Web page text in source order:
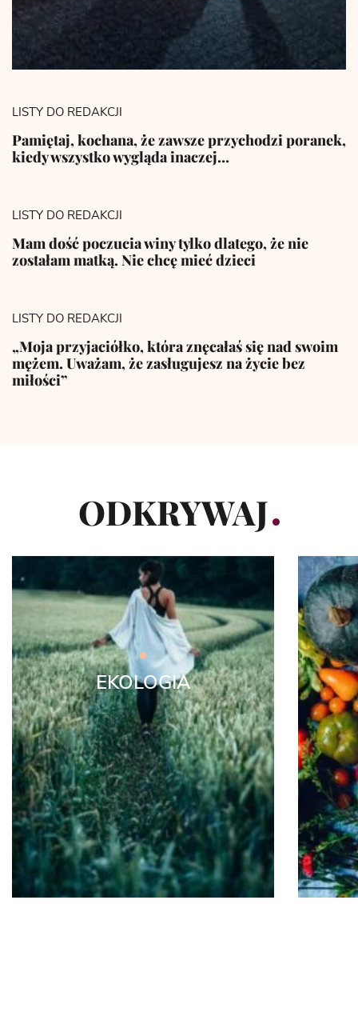
LISTY DO REDAKCJI
Pamiętaj, kochana, że zawsze przychodzi poranek,
kiedy wszystko wygląda inaczej…
LISTY DO REDAKCJI
Mam dość poczucia winy tylko dlatego, że nie
zostałam matką. Nie chcę mieć dzieci
LISTY DO REDAKCJI
„Moja przyjaciółko, która znęcałaś się nad swoim
mężem. Uważam, że zasługujesz na życie bez
miłości”
ODKRYWAJ
EKOLOGIA